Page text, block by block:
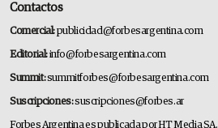
Contactos
Comercial:publicidad@forbesargentina.com
Editorial:info@forbesargentina.com
Summit:summitforbes@forbesargentina.com
Suscripciones:suscripciones@forbes.ar
Forbes Argentina es publicada por HT Media SA.